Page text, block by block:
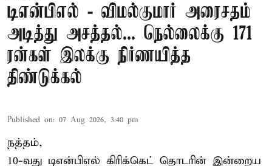
டிஎன்பிஎல் - விமல்குமார் அரைசதம்
அடித்து அசத்தல்... நெல்லைக்கு 171
ரன்கள் இலக்கு நிர்ணயித்த
திண்டுக்கல்
Published on: 07 Aug 2026, 3:40 pm
நத்தம்,
10-வது டிஎன்பிஎல் கிரிக்கெட் தொடரின் இன்றைய